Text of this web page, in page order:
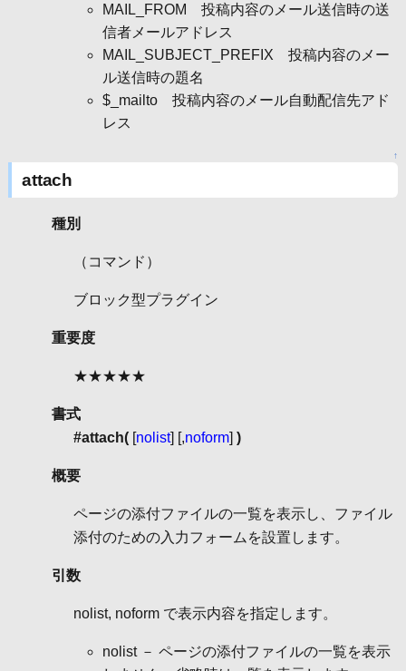
MAIL_FROM 投稿内容のメール送信時の送
信者メールアドレス
MAIL_SUBJECT_PREFIX 投稿内容のメー
ル送信時の題名
$_mailto 投稿内容のメール自動配信先アド
レス
↑
attach
種別
（コマンド）
ブロック型プラグイン
重要度
★★★★★
書式
#attach([nolist] [,noform] )
概要
ページの添付ファイルの一覧を表示し、ファイル
添付のための入力フォームを設置します。
引数
nolist, noform で表示内容を指定します。
nolist － ページの添付ファイルの一覧を表示